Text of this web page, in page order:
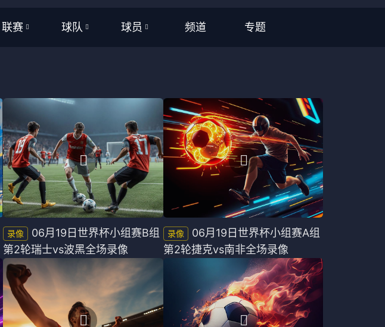
联赛
亚洲杯
美洲杯
欧洲杯
欧洲杯
世界杯
中超
德甲
球队
英超
西甲
意甲
德甲
法甲
球员
英超
西甲
意甲
德甲
法甲
频道 专题
06月19日世界杯小组赛B组
第2轮瑞士vs波黑全场录像
06月19日世界杯小组赛A组
第2轮捷克vs南非全场录像